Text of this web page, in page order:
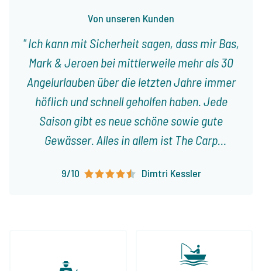
Von unseren Kunden
Ich kann mit Sicherheit sagen, dass mir Bas,
Mark & Jeroen bei mittlerweile mehr als 30
Angelurlauben über die letzten Jahre immer
höflich und schnell geholfen haben. Jede
Saison gibt es neue schöne sowie gute
Gewässer. Alles in allem ist The Carp
vertrauenswürdige Firma, bei der ich immer
9/10 Dimtri Kessler